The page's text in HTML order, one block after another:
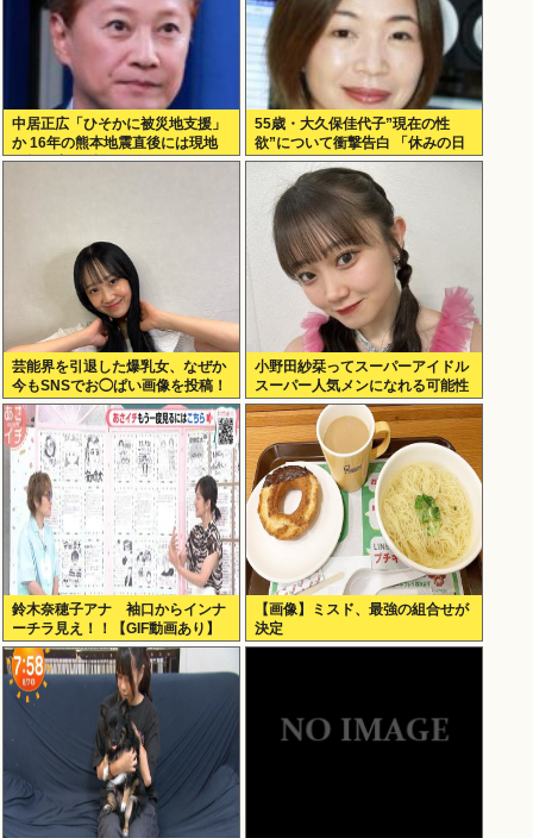
中居正広「ひそかに被災地支援」
か 16年の熊本地震直後には現地
で炊き出し “誰にも知られなくて
55歳・大久保佳代子”現在の性
欲”について衝撃告白 「休みの日
とかそうだね、だいたい…」
芸能界を引退した爆乳女、なぜか
今もSNSでお◯ぱい画像を投稿！
小野田紗栞ってスーパーアイドル
スーパー人気メンになれる可能性
あったよな？
鈴木奈穂子アナ 袖口からインナ
ーチラ見え！！【GIF動画あり】
【画像】ミスド、最強の組合せが
決定